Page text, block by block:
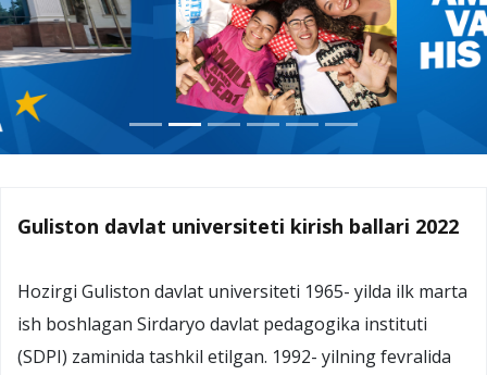
Guliston davlat universiteti kirish ballari 2022
Hozirgi Guliston davlat universiteti 1965- yilda ilk marta
ish boshlagan Sirdaryo davlat pedagogika instituti
(SDPI) zaminida tashkil etilgan. 1992- yilning fevralida